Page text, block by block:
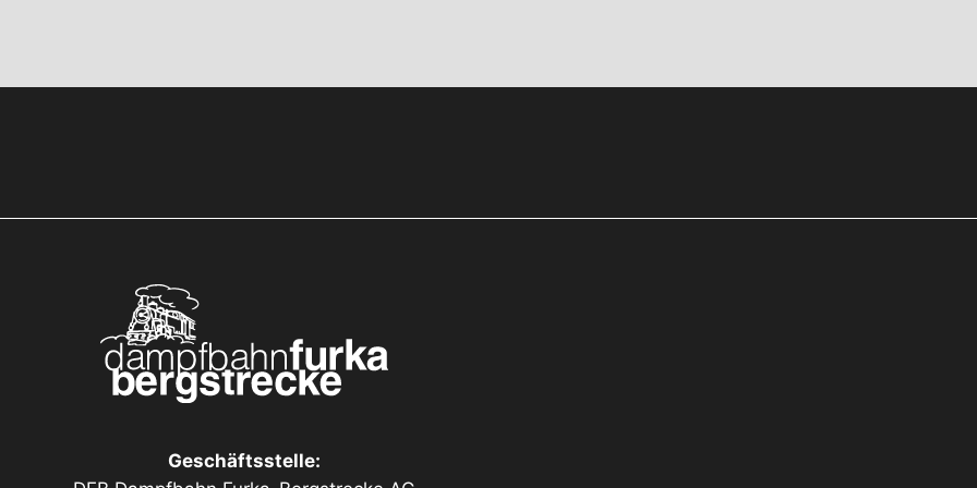
Geschäftsstelle: